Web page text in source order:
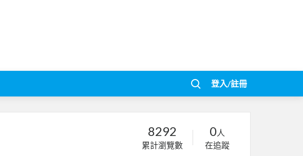
登入/註冊
8292
累計瀏覽數
0人
在追蹤